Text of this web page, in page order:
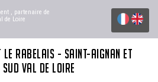
, partenaire de
de Loire
LE RABELAIS - SAINT-AIGNAN ET
VAL DE LOIRE